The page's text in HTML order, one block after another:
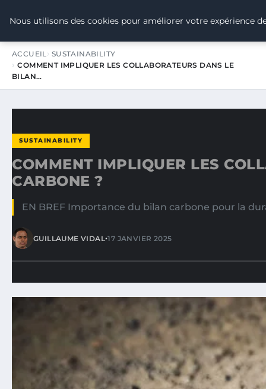
TOUR DE FRANCE POUR LE
ACCUEIL SUSTAINABILITY
COMMENT IMPLIQUER LES COLLABORATEURS DANS LE
BILAN…
SUSTAINABILITY
COMMENT IMPLIQUER LES
CARBONE ?
EN BREF Importance du bilan carbone pour la
GUILLAUME VIDAL•17 JANVIER 2025
Nous utilisons des cookies pour améliorer votre expérience